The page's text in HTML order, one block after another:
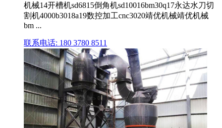
机械14开槽机sd6815倒角机sd10016bm30q17永达水刀切
割机4000b3018a19数控加工cnc3020靖优机械靖优机械
bm ...
联系电话: 180 3780 8511